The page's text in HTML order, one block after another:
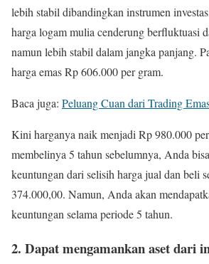
lebih stabil dibandingkan instrumen
harga logam mulia cenderung berfluktuasi
namun lebih stabil dalam jangka panjang.
harga emas Rp 606.000 per gram.
Baca juga: Peluang Cuan dari Trading
Kini harganya naik menjadi Rp 980.000
membelinya 5 tahun sebelumnya, Anda
keuntungan dari selisih harga jual dan beli
374.000,00. Namun, Anda akan
keuntungan selama periode 5 tahun.
2. Dapat mengamankan aset dari